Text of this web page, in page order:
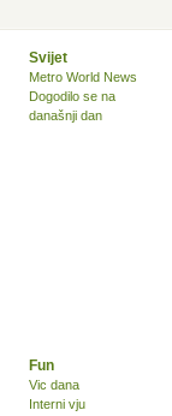
Svijet
Metro World News
Dogodilo se na
današnji dan
Fun
Vic dana
Interni vju